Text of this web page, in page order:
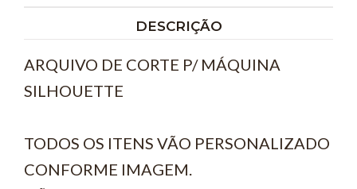
DESCRIÇÃO
ARQUIVO DE CORTE P/ MÁQUINA
SILHOUETTE
TODOS OS ITENS VÃO PERSONALIZADO
CONFORME IMAGEM.